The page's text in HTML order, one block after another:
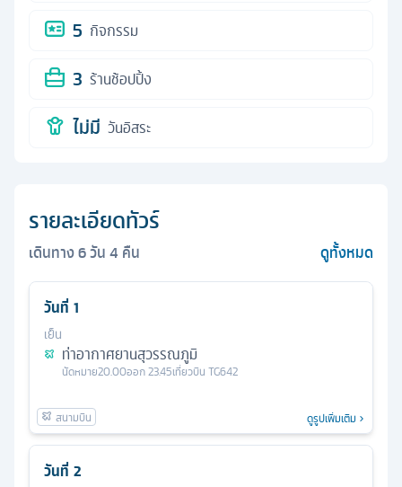
5 กิจกรรม
3 ร้านช้อปปิ้ง
ไม่มี วันอิสระ
รายละเอียดทัวร์
เดินทาง6วัน4 คืน ดูทั้งหมด
วันที่ 1
เย็น
ท่าอากาศยานสุวรรณภูมิ
นัดหมาย20.00ออก23.45เที่ยวบิน TG642
ดูรูปเพิ่มเติม
วันที่ 2